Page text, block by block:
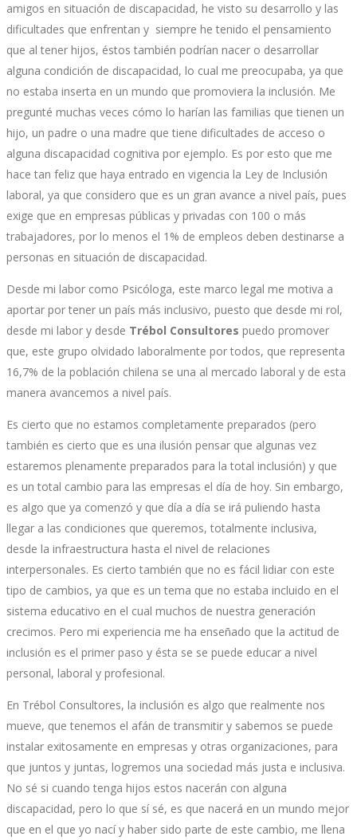
amigos en situación de discapacidad, he visto su desarrollo y las
dificultades que enfrentan y siempre he tenido el pensamiento
que al tener hijos, éstos también podrían nacer o desarrollar
alguna condición de discapacidad, lo cual me preocupaba, ya que
no estaba inserta en un mundo que promoviera la inclusión. Me
pregunté muchas veces cómo lo harían las familias que tienen un
hijo, un padre o una madre que tiene dificultades de acceso o
alguna discapacidad cognitiva por ejemplo. Es por esto que me
hace tan feliz que haya entrado en vigencia la Ley de Inclusión
laboral, ya que considero que es un gran avance a nivel país, pues
exige que en empresas públicas y privadas con 100 o más
trabajadores, por lo menos el 1% de empleos deben destinarse a
personas en situación de discapacidad.
Desde mi labor como Psicóloga, este marco legal me motiva a
aportar por tener un país más inclusivo, puesto que desde mi rol,
desde mi labor y desde Trébol Consultores puedo promover
que, este grupo olvidado laboralmente por todos, que representa
16,7% de la población chilena se una al mercado laboral y de esta
manera avancemos a nivel país.
Es cierto que no estamos completamente preparados (pero
también es cierto que es una ilusión pensar que algunas vez
estaremos plenamente preparados para la total inclusión) y que
es un total cambio para las empresas el día de hoy. Sin embargo,
es algo que ya comenzó y que día a día se irá puliendo hasta
llegar a las condiciones que queremos, totalmente inclusiva,
desde la infraestructura hasta el nivel de relaciones
interpersonales. Es cierto también que no es fácil lidiar con este
tipo de cambios, ya que es un tema que no estaba incluido en el
sistema educativo en el cual muchos de nuestra generación
crecimos. Pero mi experiencia me ha enseñado que la actitud de
inclusión es el primer paso y ésta se se puede educar a nivel
personal, laboral y profesional.
En Trébol Consultores, la inclusión es algo que realmente nos
mueve, que tenemos el afán de transmitir y sabemos se puede
instalar exitosamente en empresas y otras organizaciones, para
que juntos y juntas, logremos una sociedad más justa e inclusiva.
No sé si cuando tenga hijos estos nacerán con alguna
discapacidad, pero lo que sí sé, es que nacerá en un mundo mejor
que en el que yo nací y haber sido parte de este cambio, me llena